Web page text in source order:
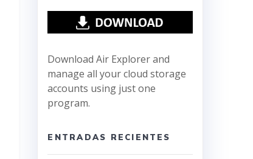
Download Air Explorer and
manage all your cloud storage
accounts using just one
program.
ENTRADAS RECIENTES